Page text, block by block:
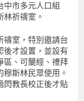
中市多元人口組
祈禱室。
禱室，特別邀請台
後才設置，並設有
區、可蘭經、禮拜
斯林民眾使用。
閃教長校正後才貼